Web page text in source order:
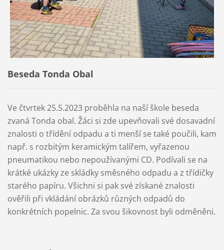
Beseda Tonda Obal
Ve čtvrtek 25.5.2023 proběhla na naší škole beseda
zvaná Tonda obal. Žáci si zde upevňovali své dosavadní
znalosti o třídění odpadu a ti menší se také poučili, kam
např. s rozbitým keramickým talířem, vyřazenou
pneumatikou nebo nepoužívanými CD. Podívali se na
krátké ukázky ze skládky směsného odpadu a z třídičky
starého papíru. Všichni si pak své získané znalosti
ověřili při vkládání obrázků různých odpadů do
konkrétních popelnic. Za svou šikovnost byli odměněni.